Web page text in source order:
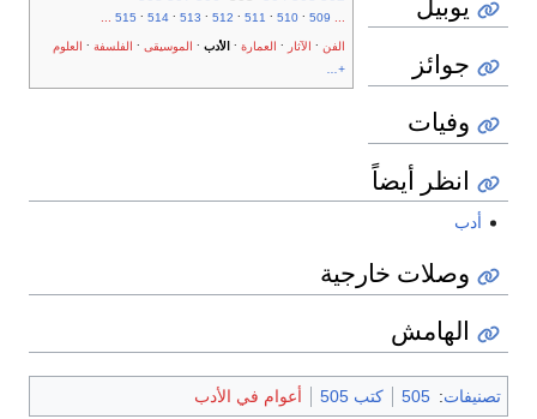
...
509
510
511
512
513
514
515
...
الفن الآثار العمارة الأدب الموسيقى الفلسفة
العلوم
+...
جوائز
وفيات
انظر أيضاً
أدب
وصلات خارجية
الهامش
تصنيفات:
505 كتب 505 أعوام في الأدب